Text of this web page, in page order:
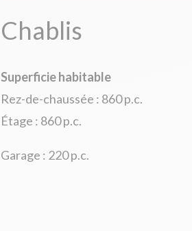
Chablis
Superficie habitable
Rez-de-chaussée : 860 p.c.
Étage : 860 p.c.
Garage : 220 p.c.